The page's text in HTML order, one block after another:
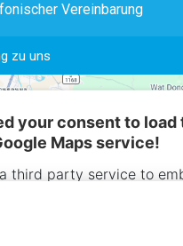
Vereinbarung
zu uns
your consent to load
Maps service!
third party service to